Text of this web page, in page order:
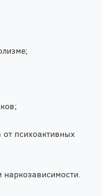
психоактивных
наркозависимости.